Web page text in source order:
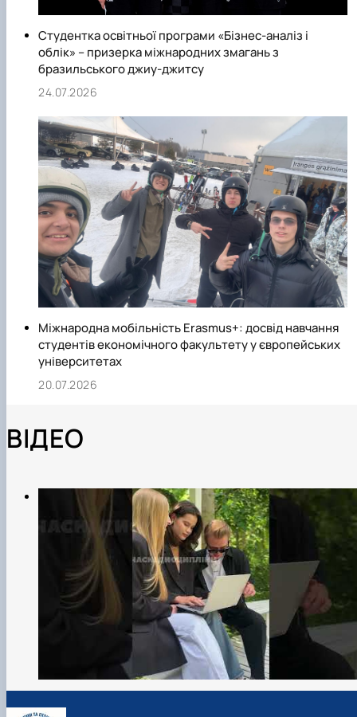
Студентка освітньої програми «Бізнес-аналіз і
облік» – призерка міжнародних змагань з
бразильського джиу-джитсу
24.07.2026
Міжнародна мобільність Erasmus+: досвід навчання
студентів економічного факультету у європейських
університетах
20.07.2026
ВІДЕО